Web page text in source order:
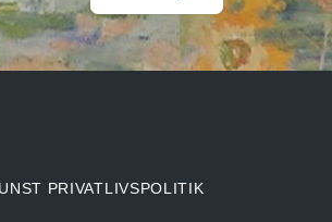
PRIVATLIVSPOLITIK